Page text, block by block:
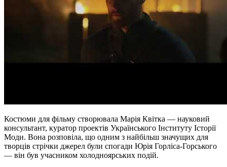
Костюми для фільму створювала Марія Квітка — науковий
консультант, куратор проектів Українського Інституту Історії
Моди. Вона розповіла, що одним з найбільш значущих для
творців стрічки джерел були спогади Юрія Горліса-Горського
— він був учасником холодноярських подій.